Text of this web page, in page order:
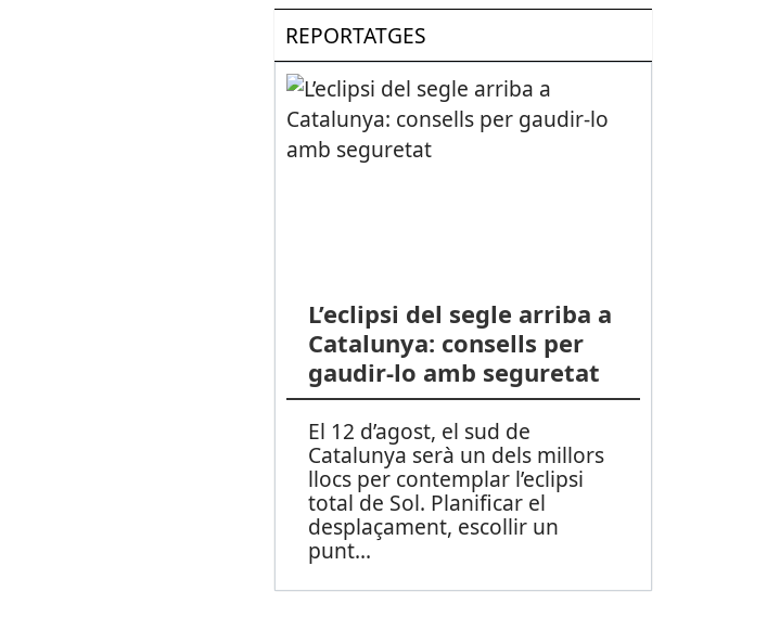
REPORTATGES
L’eclipsi del segle arriba a
Catalunya: consells per
gaudir-lo amb seguretat
El 12 d’agost, el sud de
Catalunya serà un dels millors
llocs per contemplar l’eclipsi
total de Sol. Planificar el
desplaçament, escollir un
punt...